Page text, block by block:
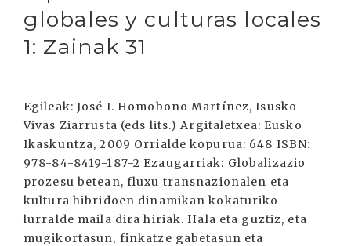
globales y culturas locales
1: Zainak 31
Egileak: José I. Homobono Martínez, Isusko
Vivas Ziarrusta (eds lits.) Argitaletxea: Eusko
Ikaskuntza, 2009 Orrialde kopurua: 648 ISBN:
978-84-8419-187-2 Ezaugarriak: Globalizazio
prozesu betean, fluxu transnazionalen eta
kultura hibridoen dinamikan kokaturiko
lurralde maila dira hiriak. Hala eta guztiz, eta
mugikortasun, finkatze gabetasun eta